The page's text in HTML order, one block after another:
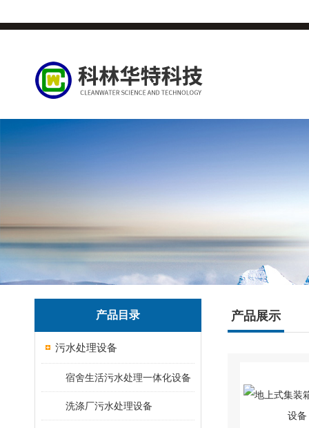
产品目录
污水处理设备
宿舍生活污水处理一体化设备
洗涤厂污水处理设备
产品展示